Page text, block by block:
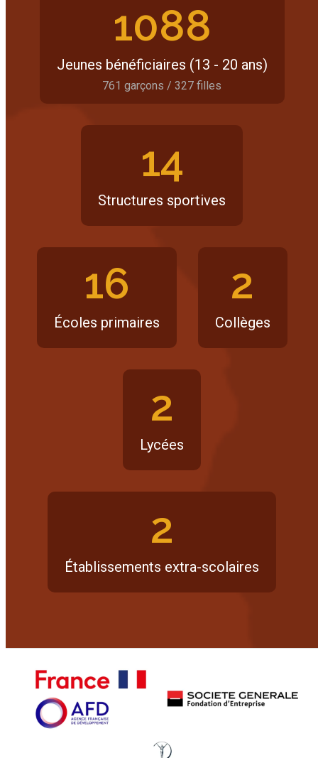
1088
Jeunes bénéficiaires (13 - 20 ans)
761 garçons / 327 filles
14
Structures sportives
16
Écoles primaires
2
Collèges
2
Lycées
2
Établissements extra-scolaires